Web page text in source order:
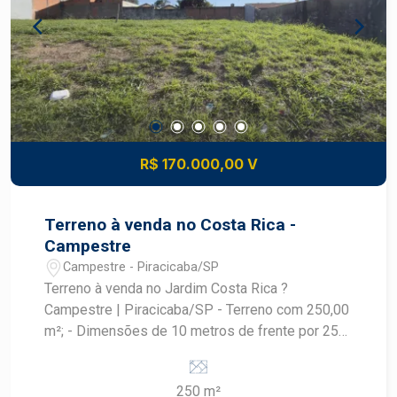
veículos. Ambientes e Estrutura: Diferenciais: -
Acabamentos de qualidade e boa ventilação
natural. - Proximidade de áreas verdes,
proporcionando um ambiente agradável e
saudável. - Segurança e tranquilidade,
características marcantes do bairro Campestre.
Entre em contato e agende uma visita! Valor e
Condições: Consulte-nos para mais informações
sobre valor e condições de pagamento. Seu novo
R$ 170.000,00 V
Terreno à venda no Costa Rica -
Campestre
Campestre - Piracicaba/SP
Terreno à venda no Jardim Costa Rica ?
Campestre | Piracicaba/SP - Terreno com 250,00
m²; - Dimensões de 10 metros de frente por 25
construção de residência ou investimento; -
250 m²